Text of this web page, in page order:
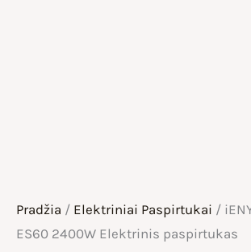
Pradžia / Elektriniai Paspirtukai /
ES60 2400W Elektrinis paspirtukas